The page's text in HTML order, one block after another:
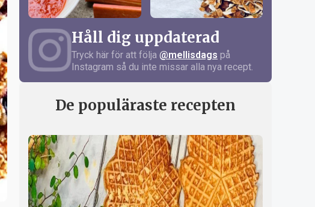
Håll dig uppdaterad
Tryck här för att följa @mellisdags på
Instagram så du inte missar alla nya recept.
De populäraste recepten